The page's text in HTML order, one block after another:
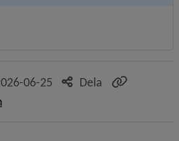
06-25
Dela